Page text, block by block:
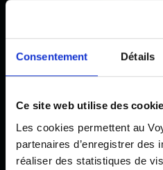
Consentement Détails
Ce site web utilise des
Les cookies permettent au
partenaires d’enregistrer des
réaliser des statistiques de